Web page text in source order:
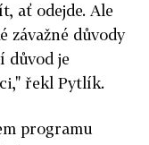
ať odejde. Ale
závažné důvody
důvod je
řekl Pytlík.
programu